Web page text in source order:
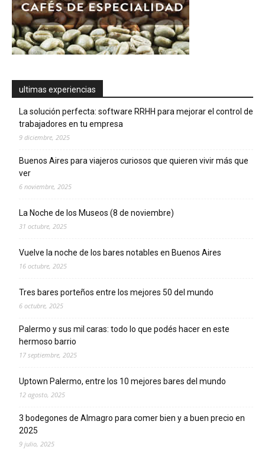
ultimas experiencias
La solución perfecta: software RRHH para mejorar el control de
trabajadores en tu empresa
9 diciembre, 2025
Buenos Aires para viajeros curiosos que quieren vivir más que
ver
6 noviembre, 2025
La Noche de los Museos (8 de noviembre)
31 octubre, 2025
Vuelve la noche de los bares notables en Buenos Aires
16 octubre, 2025
Tres bares porteños entre los mejores 50 del mundo
6 octubre, 2025
Palermo y sus mil caras: todo lo que podés hacer en este
hermoso barrio
17 septiembre, 2025
Uptown Palermo, entre los 10 mejores bares del mundo
12 agosto, 2025
3 bodegones de Almagro para comer bien y a buen precio en
2025
9 julio, 2025